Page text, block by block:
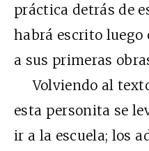
práctica detrás de
habrá escrito luego
a sus primeras
Volviendo al
esta personita se
ir a la escuela; los